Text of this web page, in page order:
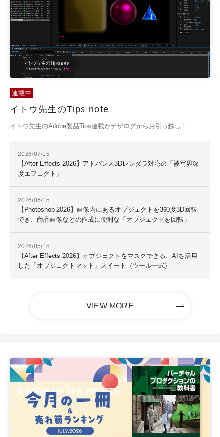
連載中
イトウ先生のTips note
イトウ先生のAdobe製品Tips連載がデザログからお引っ越し！
2026/07/15
【After Effects 2026】アドバンス3Dレンダラ対応の「被写界深
度エフェクト」
2026/06/15
【Photoshop 2026】画像内にあるオブジェクトを360度3D回転
でき、商品画像などの作成に便利な「オブジェクトを回転」
2026/05/15
【After Effects 2026】オブジェクトをマスクできる、AIを活用
した「オブジェクトマット」スイート（ツール一式）
VIEW MORE